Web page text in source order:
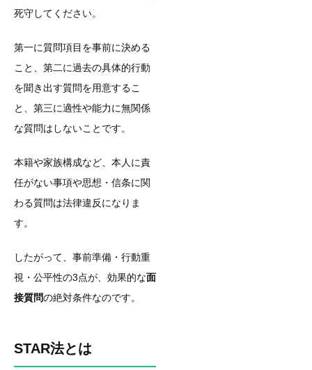
死守してください。
第一に質問項目を事前に決める
こと、第二に過去の具体的行動
を聞き出す質問を用意するこ
と、第三に適性や能力に無関係
な質問はしないことです。
本籍や家族構成など、本人に責
任がない事項や思想・信条に関
わる質問は法律違反になりま
す。
したがって、事前準備・行動重
視・公平性の3点が、効果的な面
接質問の絶対条件なのです。
STAR法とは